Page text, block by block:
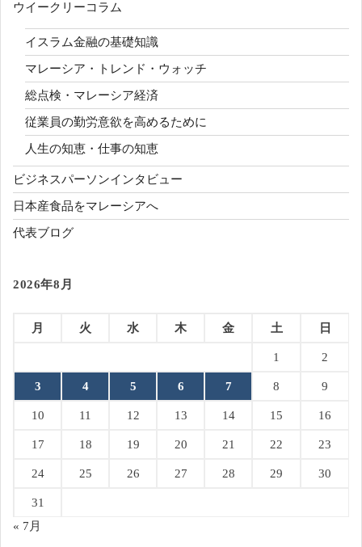
ウイークリーコラム
イスラム金融の基礎知識
マレーシア・トレンド・ウォッチ
総点検・マレーシア経済
従業員の勤労意欲を高めるために
人生の知恵・仕事の知恵
ビジネスパーソンインタビュー
日本産食品をマレーシアへ
代表ブログ
2026年8月
月 火 水 木 金 土 日
1 2
3 4 5 6 7 8 9
10 11 12 13 14 15 16
17 18 19 20 21 22 23
24 25 26 27 28 29 30
31
« 7月